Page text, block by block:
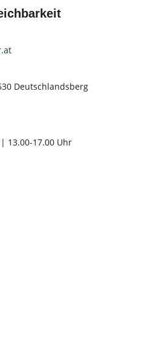
Deutschlandsberg
13.00-17.00 Uhr